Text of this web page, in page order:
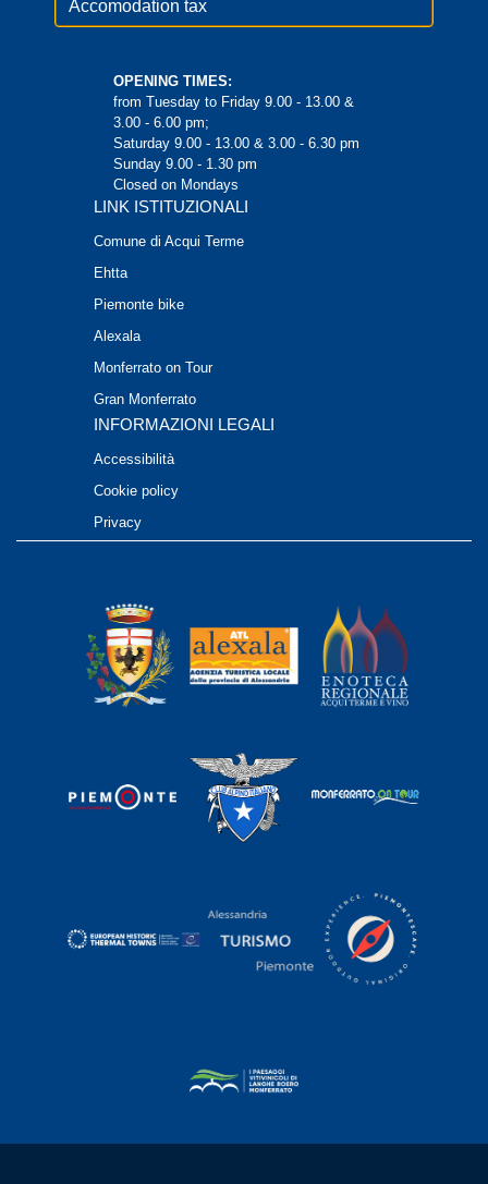
Accomodation tax
OPENING TIMES:
from Tuesday to Friday 9.00 - 13.00 &
3.00 - 6.00 pm;
Saturday 9.00 - 13.00 & 3.00 - 6.30 pm
Sunday 9.00 - 1.30 pm
Closed on Mondays
LINK ISTITUZIONALI
Comune di Acqui Terme
Ehtta
Piemonte bike
Alexala
Monferrato on Tour
Gran Monferrato
INFORMAZIONI LEGALI
Accessibilità
Cookie policy
Privacy